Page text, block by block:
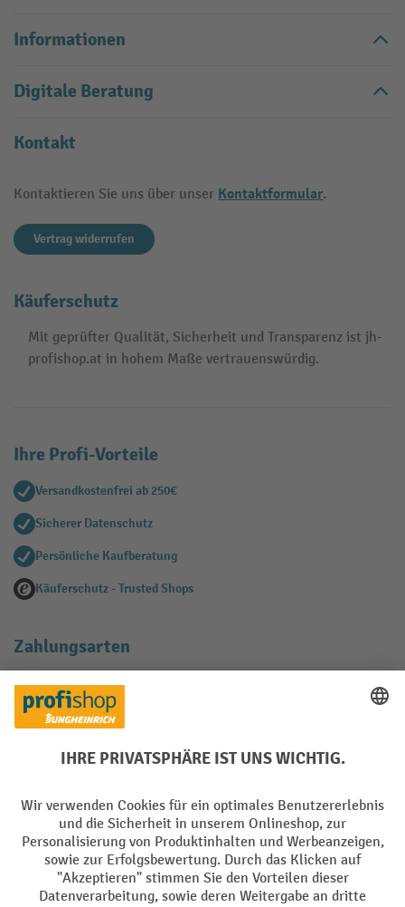
Informationen
Digitale Beratung
Kontakt
Kontaktieren Sie uns über unser Kontaktformular.
Vertrag widerrufen
Käuferschutz
Mit geprüfter Qualität, Sicherheit und Transparenz ist jh-
profishop.at in hohem Maße vertrauenswürdig.
Ihre Profi-Vorteile
Versandkostenfrei ab 250€
Sicherer Datenschutz
Persönliche Kaufberatung
Käuferschutz - Trusted Shops
Zahlungsarten
Creditcard (Master)
Facebook
YouTube
LinkedIn
Instagram